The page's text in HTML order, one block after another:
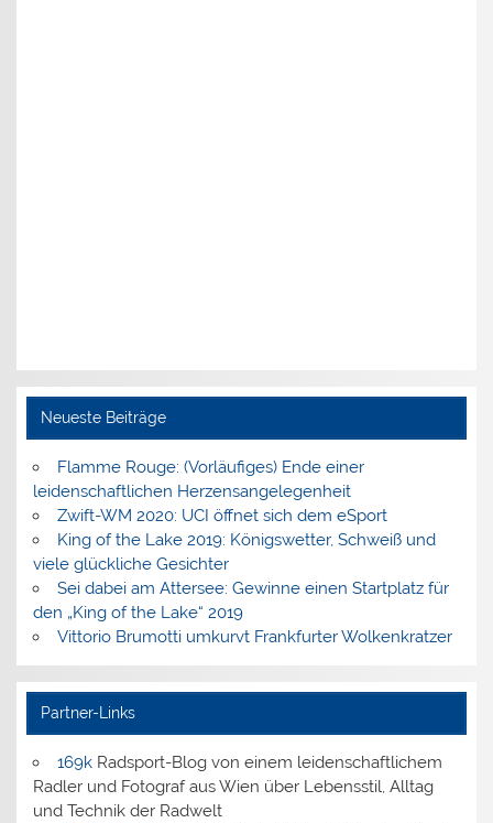
Neueste Beiträge
Flamme Rouge: (Vorläufiges) Ende einer
leidenschaftlichen Herzensangelegenheit
Zwift-WM 2020: UCI öffnet sich dem eSport
King of the Lake 2019: Königswetter, Schweiß und
viele glückliche Gesichter
Sei dabei am Attersee: Gewinne einen Startplatz für
den „King of the Lake“ 2019
Vittorio Brumotti umkurvt Frankfurter Wolkenkratzer
Partner-Links
169kRadsport-Blog von einem leidenschaftlichem
Radler und Fotograf aus Wien über Lebensstil, Alltag
und Technik der Radwelt